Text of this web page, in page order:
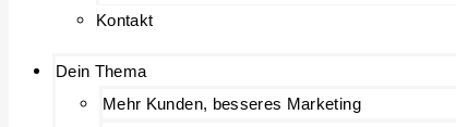
Kontakt
Dein Thema
Mehr Kunden, besseres Marketing